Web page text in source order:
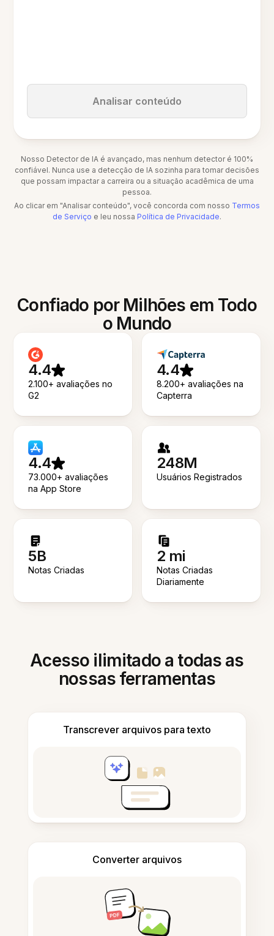
Analisar conteúdo
Nosso Detector de IA é avançado, mas nenhum detector é 100%
confiável. Nunca use a detecção de IA sozinha para tomar decisões
que possam impactar a carreira ou a situação acadêmica de uma
pessoa.
Ao clicar em "Analisar conteúdo", você concorda com nosso Termos
de Serviço e leu nossa Política de Privacidade.
Confiado por Milhões em Todo
o Mundo
4.4
2.100+ avaliações no
G2
4.4
8.200+ avaliações na
Capterra
4.4
73.000+ avaliações
na App Store
248M
Usuários Registrados
5B
Notas Criadas
2 mi
Notas Criadas
Diariamente
Acesso ilimitado a todas as
nossas ferramentas
Transcrever arquivos para texto
Converter arquivos